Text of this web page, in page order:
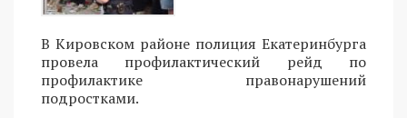
В Кировском районе полиция Екатеринбурга
провела профилактический рейд по
профилактике правонарушений
подростками.